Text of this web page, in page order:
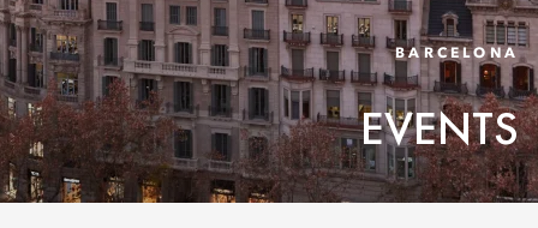
BARCELONA
EVENTS